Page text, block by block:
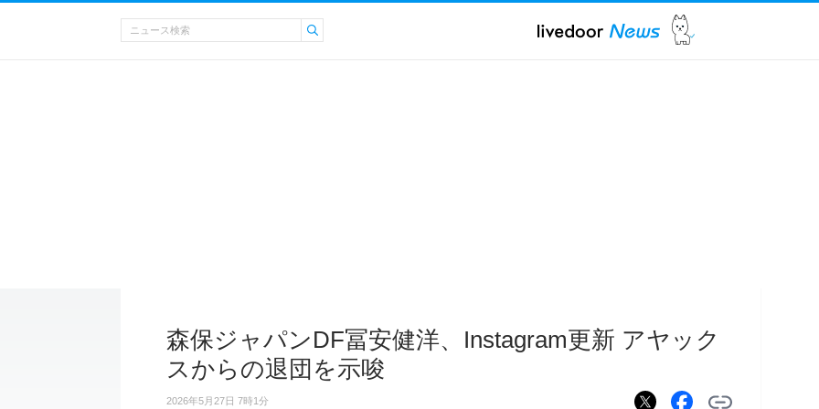
森保ジャパンDF冨安健洋、Instagram更新 アヤック
スからの退団を示唆
2026年5月27日 7時1分